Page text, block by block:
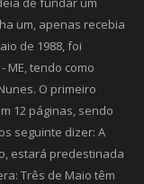
um, apenas recebia
de 1988, foi
ME, tendo como
O primeiro
12 páginas, sendo
seguinte dizer: A
estará predestinada
Três de Maio têm